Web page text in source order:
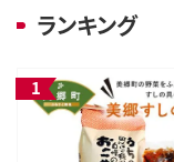
ランキング